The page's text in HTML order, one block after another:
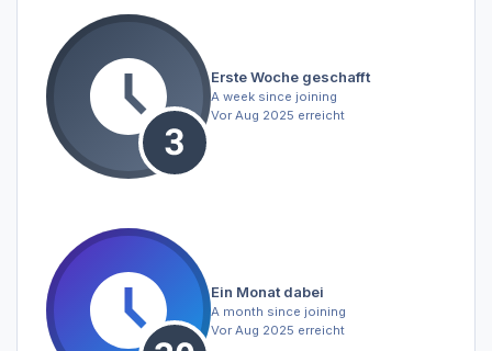
Erste Woche geschafft
A week since joining
Vor Aug 2025 erreicht
Ein Monat dabei
A month since joining
Vor Aug 2025 erreicht